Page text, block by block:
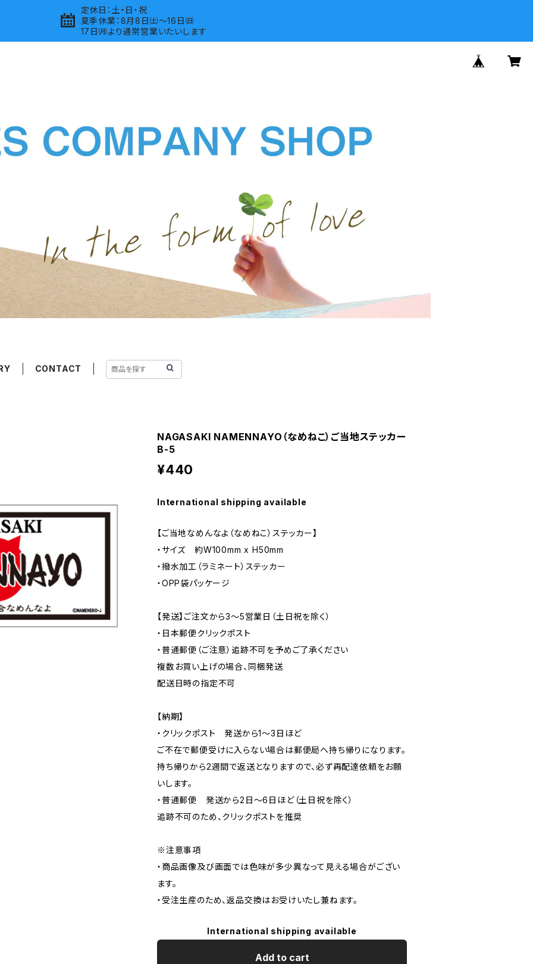
定休日：土・日・祝
夏季休業：8月8日㈯～16日㈰
17日㈪より通常営業いたいします
CONTACT
NAGASAKI NAMENNAYO（なめねこ）ご当地ステッカー
B-5
¥440
International shipping available
【ご当地なめんなよ（なめねこ）ステッカー】
・サイズ 約W100mm x H50mm
・撥水加工（ラミネート）ステッカー
・OPP袋パッケージ
【発送】ご注文から3〜5営業日（土日祝を除く）
・日本郵便クリックポスト
・普通郵便（ご注意）追跡不可を予めご了承ください
複数お買い上げの場合、同梱発送
配送日時の指定不可
【納期】
・クリックポスト 発送から1〜3日ほど
ご不在で郵便受けに入らない場合は郵便局へ持ち帰りになります。
持ち帰りから2週間で返送となりますので、必ず再配達依頼をお願
いします。
・普通郵便 発送から2日〜6日ほど（土日祝を除く）
追跡不可のため、クリックポストを推奨
※注意事項
・商品画像及び画面では色味が多少異なって見える場合がござい
ます。
・受注生産のため、返品交換はお受けいたし兼ねます。
International shipping available
Add to cart